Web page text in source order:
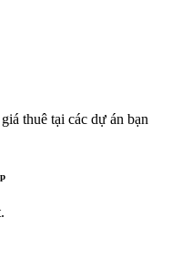
thuê tại các dự án bạn